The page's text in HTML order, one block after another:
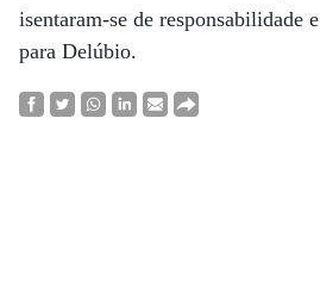
isentaram-se de responsabilidade
para Delúbio.